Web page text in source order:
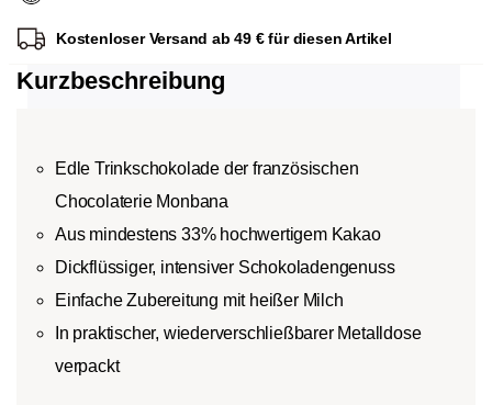
Kostenloser Versand ab 49 € für diesen Artikel
Kurzbeschreibung
Edle Trinkschokolade der französischen
Chocolaterie Monbana
Aus mindestens 33% hochwertigem Kakao
Dickflüssiger, intensiver Schokoladengenuss
Einfache Zubereitung mit heißer Milch
In praktischer, wiederverschließbarer Metalldose
verpackt